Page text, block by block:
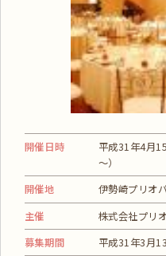
開催日時
平成31年4月
～）
開催地
伊勢崎プリオ
主催
株式会社プリ
募集期間
平成31年3月